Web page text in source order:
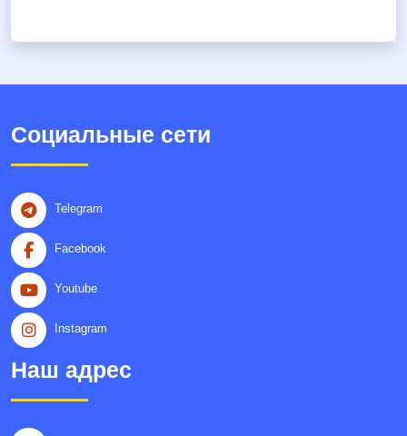
Социальные сети
Telegram
Facebook
Youtube
Instagram
Наш адрес